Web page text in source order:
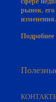
рынок,
изменения.
Подробнее